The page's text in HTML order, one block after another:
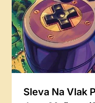
Sleva Na Vlak